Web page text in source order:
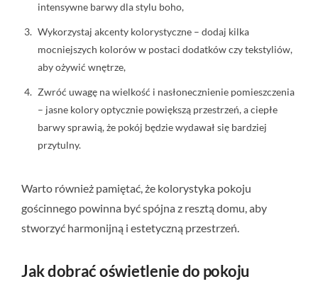
intensywne barwy dla stylu boho,
Wykorzystaj akcenty kolorystyczne – dodaj kilka
mocniejszych kolorów w postaci dodatków czy tekstyliów,
aby ożywić wnętrze,
Zwróć uwagę na wielkość i nasłonecznienie pomieszczenia
– jasne kolory optycznie powiększą przestrzeń, a ciepłe
barwy sprawią, że pokój będzie wydawał się bardziej
przytulny.
Warto również pamiętać, że kolorystyka pokoju
gościnnego powinna być spójna z resztą domu, aby
stworzyć harmonijną i estetyczną przestrzeń.
Jak dobrać oświetlenie do pokoju